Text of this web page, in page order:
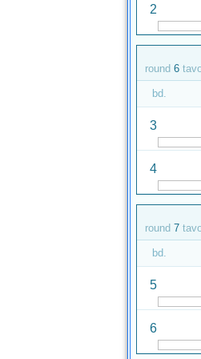
2
round 6
bd.
3
4
round 7
bd.
5
6